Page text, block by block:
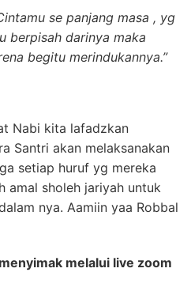
se panjang masa , yg
berpisah darinya maka
begitu merindukannya.”
Nabi kita lafadzkan
Santri akan melaksanakan
setiap huruf yg mereka
amal sholeh jariyah untuk
nya. Aamiin yaa Robbal
melalui live zoom